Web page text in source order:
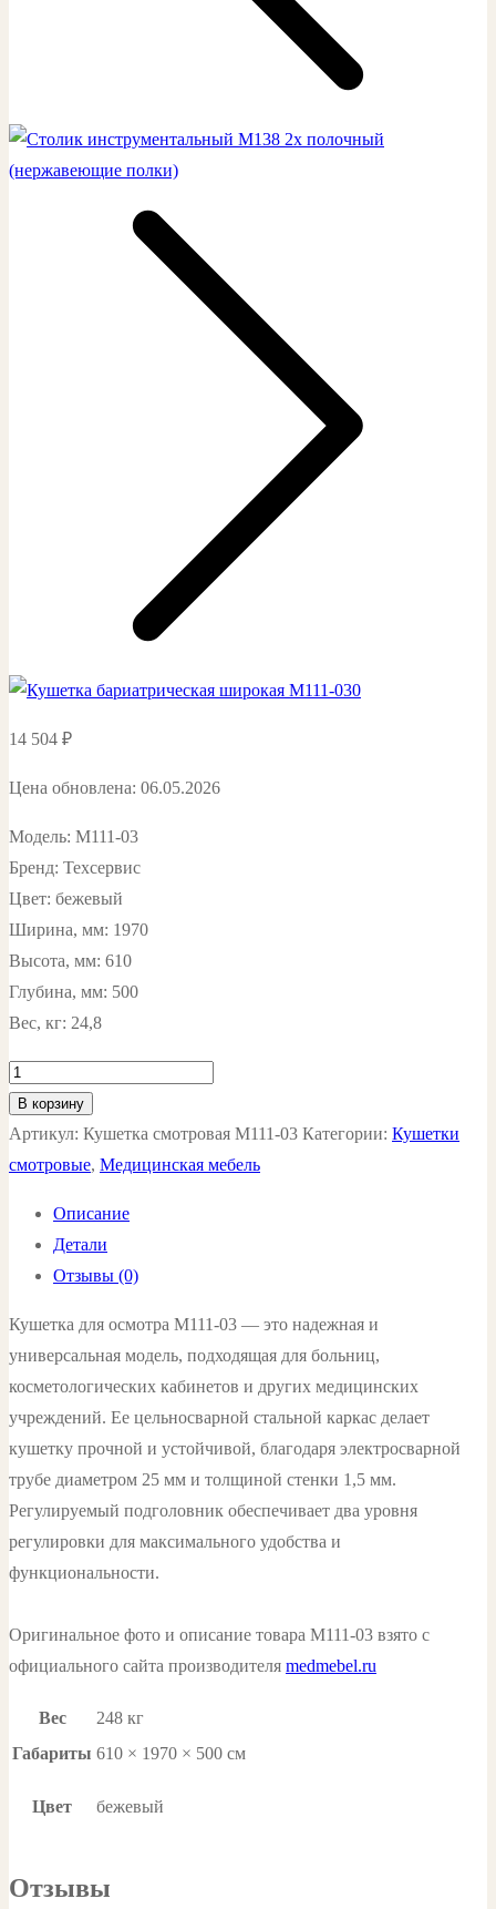
14 504 ₽
Цена обновлена: 06.05.2026
Модель: М111-03
Бренд: Техсервис
Цвет: бежевый
Ширина, мм: 1970
Высота, мм: 610
Глубина, мм: 500
Вес, кг: 24,8
Количество
товара
Кушетка
смотровая
бежевый
В корзину
Артикул: Кушетка смотровая М111-03 Категории: Кушетки
смотровые, Медицинская мебель
Описание
Детали
Отзывы (0)
Кушетка для осмотра М111-03 — это надежная и
универсальная модель, подходящая для больниц,
косметологических кабинетов и других медицинских
учреждений. Ее цельносварной стальной каркас делает
кушетку прочной и устойчивой, благодаря электросварной
трубе диаметром 25 мм и толщиной стенки 1,5 мм.
Регулируемый подголовник обеспечивает два уровня
регулировки для максимального удобства и
функциональности.
Оригинальное фото и описание товара М111-03 взято с
официального сайта производителя medmebel.ru
Вес
248 кг
Габариты 610 × 1970 × 500 см
Цвет бежевый
Отзывы